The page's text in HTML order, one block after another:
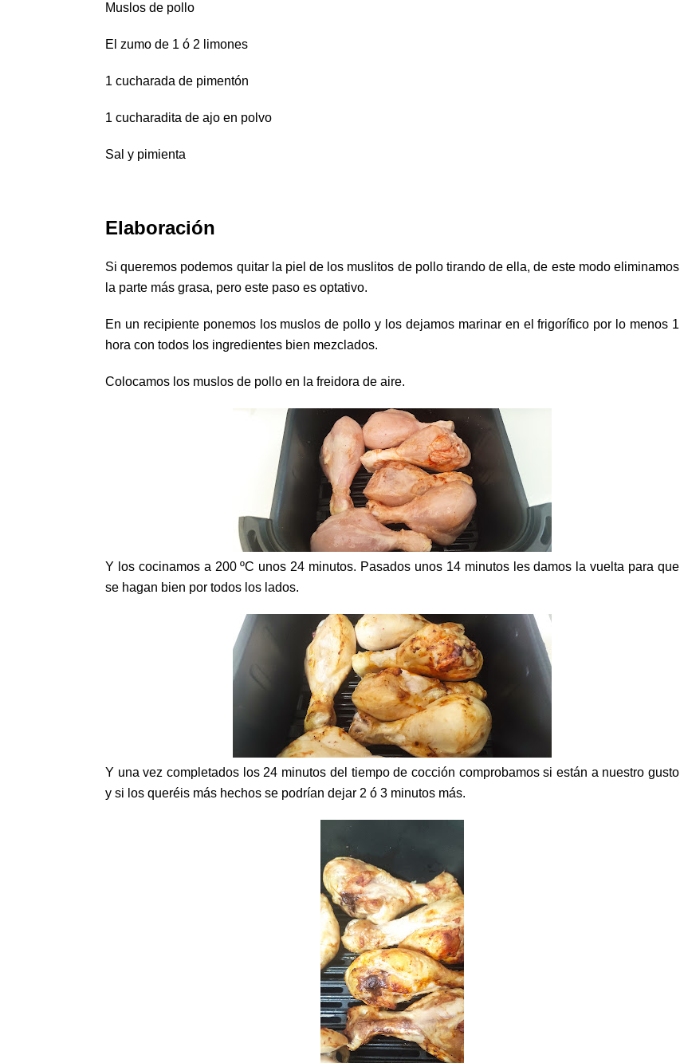
Muslos de pollo
El zumo de 1 ó 2 limones
1 cucharada de pimentón
1 cucharadita de ajo en polvo
Sal y pimienta
Elaboración
Si queremos podemos quitar la piel de los muslitos de pollo tirando de ella, de este modo eliminamos
la parte más grasa, pero este paso es optativo.
En un recipiente ponemos los muslos de pollo y los dejamos marinar en el frigorífico por lo menos 1
hora con todos los ingredientes bien mezclados.
Colocamos los muslos de pollo en la freidora de aire.
Y los cocinamos a 200 ºC unos 24 minutos. Pasados unos 14 minutos les damos la vuelta para que
se hagan bien por todos los lados.
Y una vez completados los 24 minutos del tiempo de cocción comprobamos si están a nuestro gusto
y si los queréis más hechos se podrían dejar 2 ó 3 minutos más.